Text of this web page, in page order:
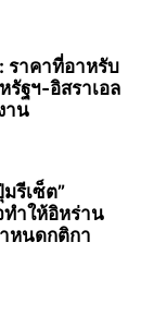
ราคาที่อาหรับ
ฐฯ‑อิสราเอล
าน
รีเซ็ต”
ำให้อิหร่าน
หนดกติกา